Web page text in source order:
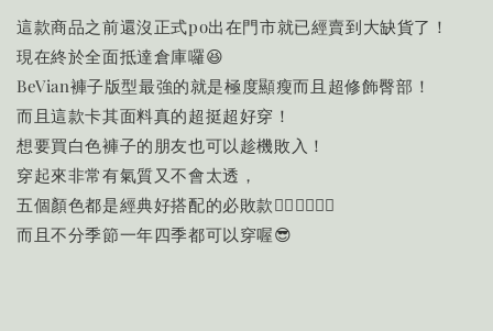
這款商品之前還沒正式po出在門市就已經賣到大缺貨了！
現在終於全面抵達倉庫囉😆
BeVian褲子版型最強的就是極度顯瘦而且超修飾臀部！
而且這款卡其面料真的超挺超好穿！
想要買白色褲子的朋友也可以趁機敗入！
穿起來非常有氣質又不會太透，
五個顏色都是經典好搭配的必敗款👍🏻👍🏻👍🏻
而且不分季節一年四季都可以穿喔😎